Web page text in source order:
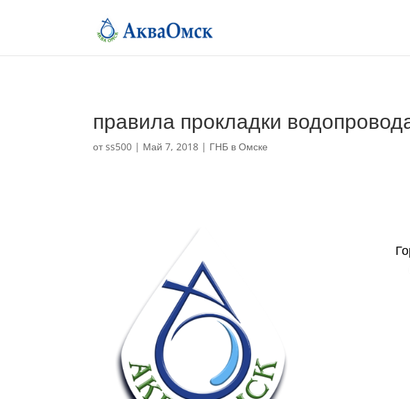
правила прокладки
отss500 | Май 7, 2018 | ГНБ в Омске